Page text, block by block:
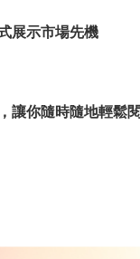
展示市場先機
讓你隨時隨地輕鬆